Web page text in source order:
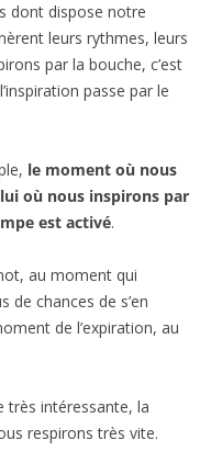
dont dispose notre
leurs rythmes, leurs
par la bouche, c’est
passe par le
le moment où nous
où nous inspirons par
est activé.
au moment qui
de chances de s’en
de l’expiration, au
très intéressante, la
respirons très vite.